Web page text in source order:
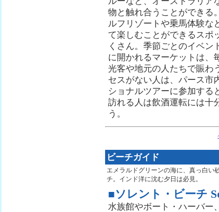
物と触れ合うことができる
ルフリゾートや乗馬体験な
て楽しむことができるスポ
くさん。季節ごとのイベン
に開かれるマーケットは、
光客や地元の人たちで賑わ
セスがない人は、パース市
ショナルツアーに参加する
訪れる人は飲酒運転には十
う。
ビーチガイド
エメラルドグリーンの海に、真っ白い
チ。インド洋に沈む夕日は必見。
■ソレント・ビーチ
水族館やボート・ハーバー